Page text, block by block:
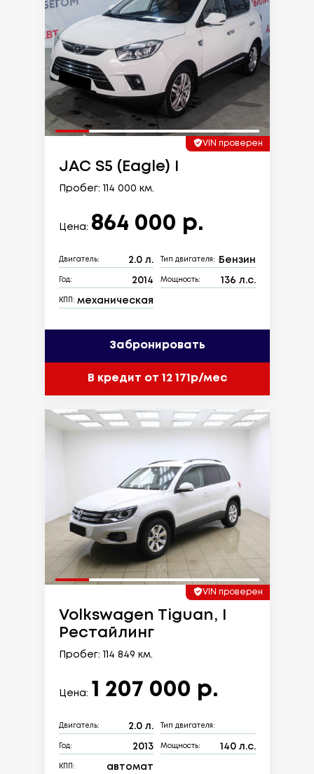
VIN проверен
JAC S5 (Eagle) I
Пробег: 114 000 км.
Цена: 864 000 р.
Двигатель: 2.0 л. Тип двигателя: Бензин
Год: 2014 Мощность: 136 л.с.
КПП: механическая
Забронировать
В кредит от 12 171р/мес
VIN проверен
Volkswagen Tiguan, I
Рестайлинг
Пробег: 114 849 км.
Цена: 1 207 000 р.
Двигатель: 2.0 л. Тип двигателя:
Год: 2013 Мощность: 140 л.с.
КПП: автомат